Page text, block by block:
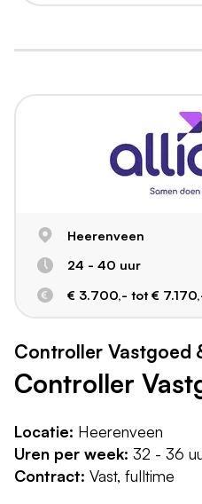
Heerenveen
24 - 40 uur
€ 3.700,- tot €
Controller Vastgoed
Controller
Locatie: Heerenveen
Uren per week: 32 - 36
Contract: Vast, fulltime